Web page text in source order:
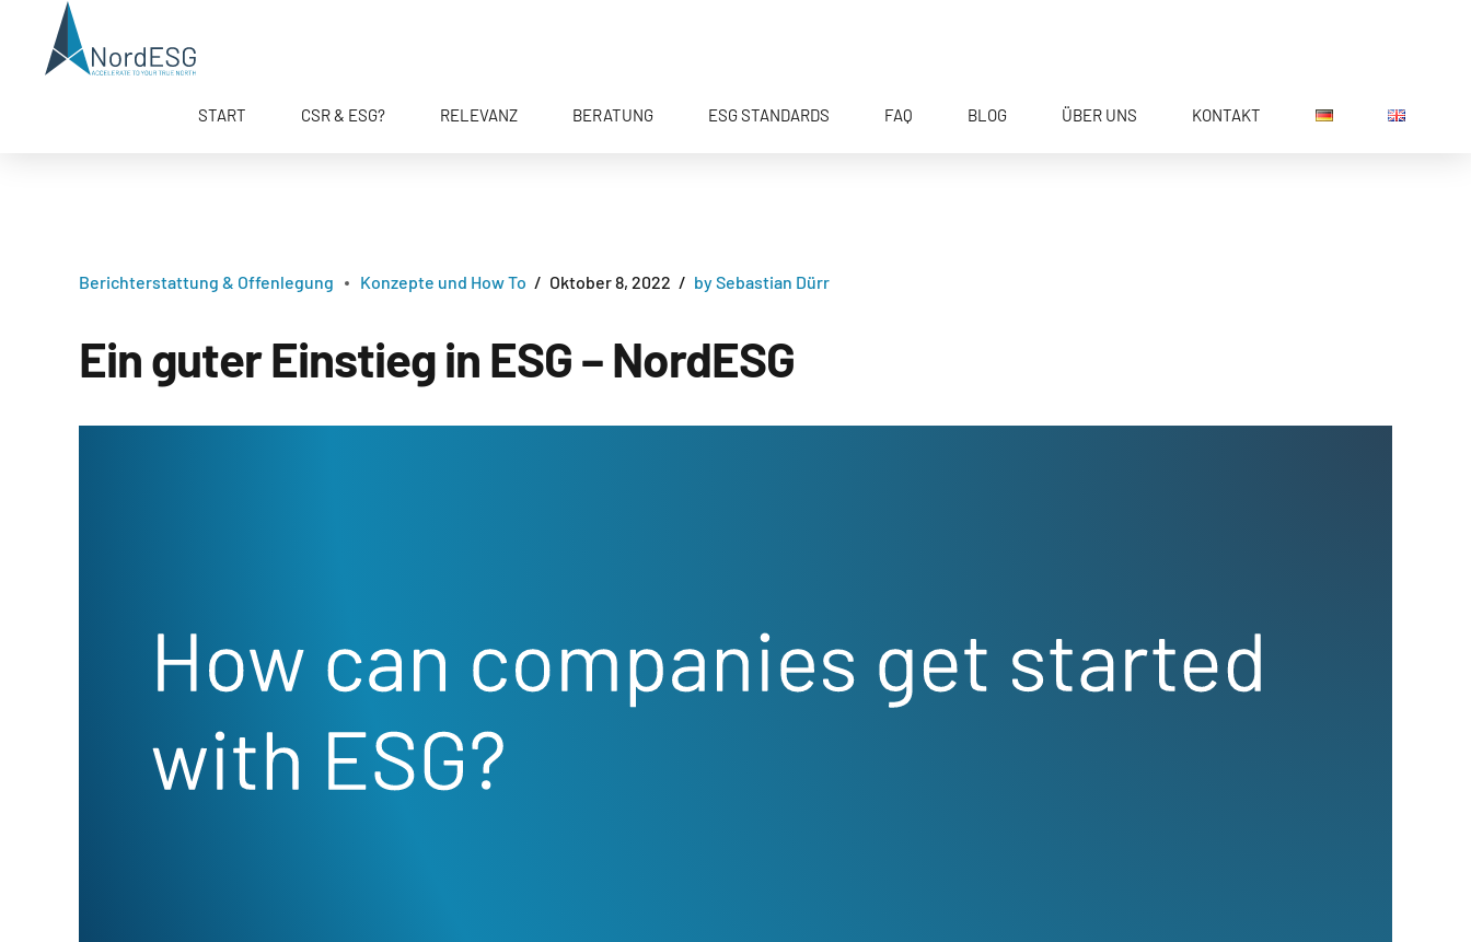
START CSR & ESG? RELEVANZ BERATUNG ESG STANDARDS FAQ BLOG ÜBER UNS KONTAKT
Berichterstattung & Offenlegung Konzepte und How To Oktober 8, 2022 by Sebastian Dürr
Ein guter Einstieg in ESG – NordESG